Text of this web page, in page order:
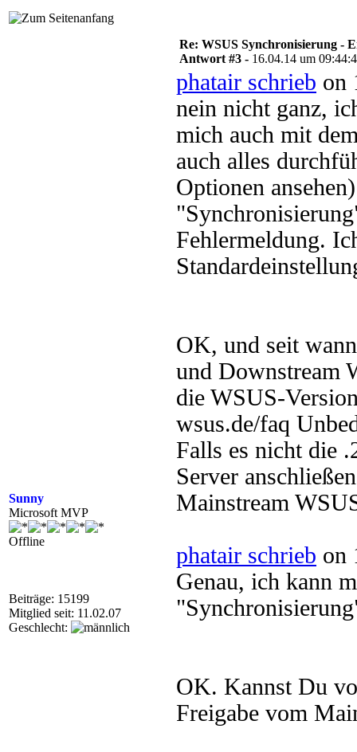
Sunny
Microsoft MVP
Offline
Beiträge: 15199
Mitglied seit: 11.02.07
Geschlecht:
Re: WSUS Synchronisierung -
Antwort #3 - 16.04.14 um
phatair schrieb on
nein nicht ganz,
mich auch mit
auch alles
Optionen
Fehlermeldung.
OK, und seit
und Downstream
die WSUS-
wsus.de/faq
Falls es nicht die
Server
Mainstream
phatair schrieb on
Genau, ich kann
OK. Kannst Du
Freigabe vom